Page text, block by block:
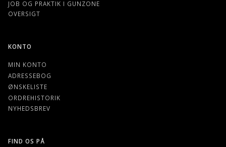
JOB OG PRAKTIK I GUNZONE
OVERSIGT
KONTO
MIN KONTO
ADRESSEBOG
ØNSKELISTE
ORDREHISTORIK
NYHEDSBREV
FIND OS PÅ